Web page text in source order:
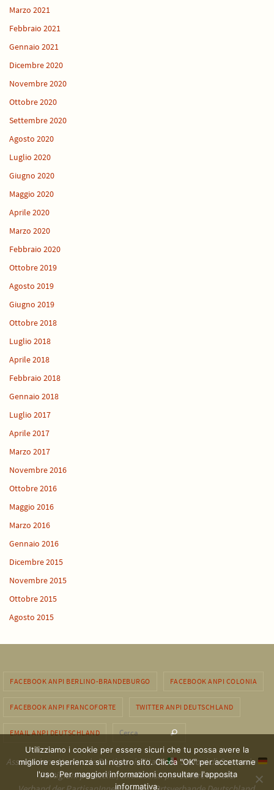
Marzo 2021
Febbraio 2021
Gennaio 2021
Dicembre 2020
Novembre 2020
Ottobre 2020
Settembre 2020
Agosto 2020
Luglio 2020
Giugno 2020
Maggio 2020
Aprile 2020
Marzo 2020
Febbraio 2020
Ottobre 2019
Agosto 2019
Giugno 2019
Ottobre 2018
Luglio 2018
Aprile 2018
Febbraio 2018
Gennaio 2018
Luglio 2017
Aprile 2017
Marzo 2017
Novembre 2016
Ottobre 2016
Maggio 2016
Marzo 2016
Gennaio 2016
Dicembre 2015
Novembre 2015
Ottobre 2015
Agosto 2015
FACEBOOK ANPI BERLINO-BRANDEBURGO FACEBOOK ANPI COLONIA
FACEBOOK ANPI FRANCOFORTE TWITTER ANPI DEUTSCHLAND
EMAIL ANPI DEUTSCHLAND Cerca per:
Cerca
Associazione Nazionale Partigiani d'Italia
Sezioni di Germania
Partigiani per scelta, antifascisti per dovere morale.
Utilizziamo i cookie per essere sicuri che tu possa avere la
migliore esperienza sul nostro sito. Clicca "OK" per accettarne
l'uso. Per maggiori informazioni consultare l'apposita
informativa.